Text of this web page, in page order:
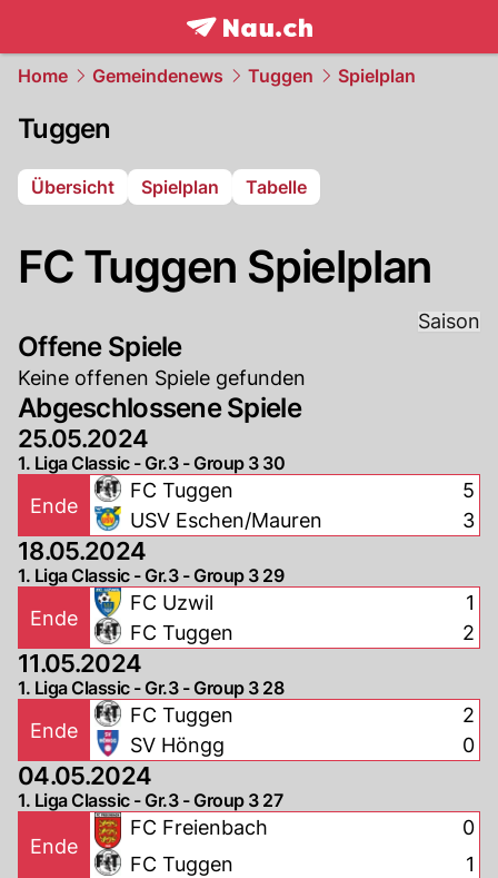
frontpage.NAU.ch
Home Gemeindenews Tuggen Spielplan
Tuggen
Übersicht Spielplan Tabelle
FC Tuggen Spielplan
Saison
Offene Spiele
Keine offenen Spiele gefunden
Abgeschlossene Spiele
25.05.2024
1. Liga Classic - Gr.3 - Group 3 30
Ende
FC Tuggen
USV Eschen/Mauren
5
3
18.05.2024
1. Liga Classic - Gr.3 - Group 3 29
Ende
FC Uzwil
FC Tuggen
1
2
11.05.2024
1. Liga Classic - Gr.3 - Group 3 28
Ende
FC Tuggen
SV Höngg
2
0
04.05.2024
1. Liga Classic - Gr.3 - Group 3 27
Ende
FC Freienbach
FC Tuggen
0
1